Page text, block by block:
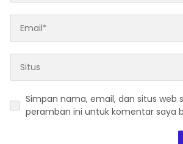
Simpan nama, email, dan situs web
peramban ini untuk komentar saya